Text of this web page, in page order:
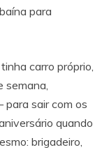
para
carro próprio,
semana,
para sair com os
quando
brigadeiro,